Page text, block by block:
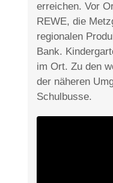
erreichen. Vor
REWE, die
regionalen
Bank.
im Ort. Zu den
der näheren
Schulbusse.